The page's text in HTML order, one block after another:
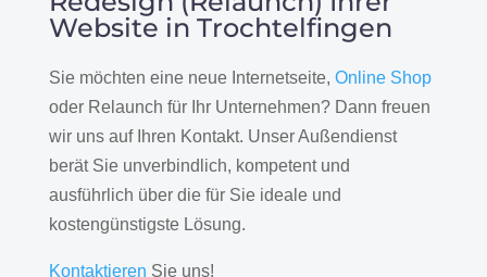
Website in Trochtelfingen
Sie möchten eine neue Internetseite, Online Shop
oder Relaunch für Ihr Unternehmen? Dann freuen
wir uns auf Ihren Kontakt. Unser Außendienst
berät Sie unverbindlich, kompetent und
ausführlich über die für Sie ideale und
kostengünstigste Lösung.
Kontaktieren Sie uns!